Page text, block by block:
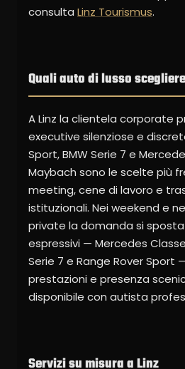
consulta Linz Tourismus.
Quali auto di lusso
A Linz la clientela corporate
executive silenziose e
Sport, BMW Serie 7 e
Maybach sono le scelte più
meeting, cene di lavoro e
istituzionali. Nei weekend e
private la domanda si
espressivi — Mercedes
Serie 7 e Range Rover Sport
prestazioni e presenza
disponibile con autista
Servizi su misura a Linz